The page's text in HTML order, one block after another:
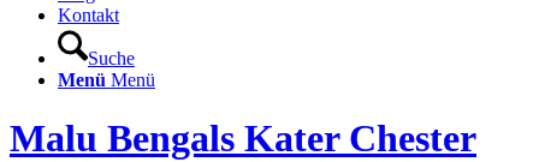
Kontakt
Suche
Menü Menü
Malu Bengals Kater Chester